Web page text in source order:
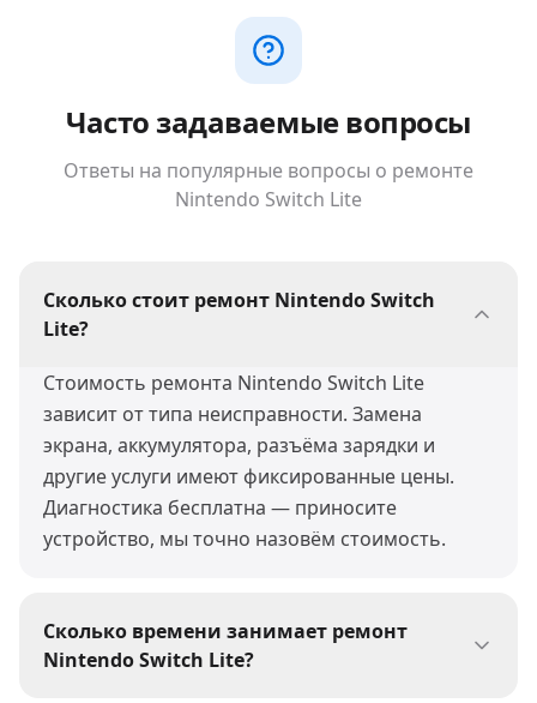
Часто задаваемые вопросы
Ответы на популярные вопросы о ремонте
Nintendo Switch Lite
Сколько стоит ремонт Nintendo Switch
Lite?
Стоимость ремонта Nintendo Switch Lite
зависит от типа неисправности. Замена
экрана, аккумулятора, разъёма зарядки и
другие услуги имеют фиксированные цены.
Диагностика бесплатна — приносите
устройство, мы точно назовём стоимость.
Сколько времени занимает ремонт
Nintendo Switch Lite?